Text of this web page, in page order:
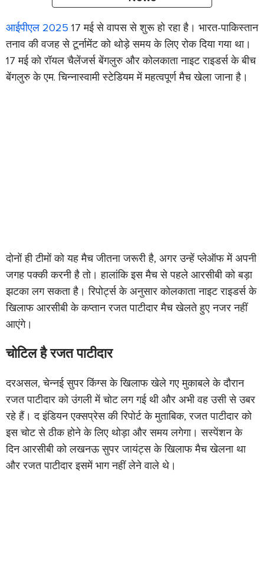
आईपीएल 2025 17 मई से वापस से शुरू हो रहा है। भारत-पाकिस्तान
तनाव की वजह से टूर्नामेंट को थोड़े समय के लिए रोक दिया गया था।
17 मई को रॉयल चैलेंजर्स बेंगलुरु और कोलकाता नाइट राइडर्स के बीच
बेंगलुरु के एम. चिन्नास्वामी स्टेडियम में महत्वपूर्ण मैच खेला जाना है। ‌
दोनों ही टीमों को यह मैच जीतना जरूरी है, अगर उन्हें प्लेऑफ में अपनी
जगह पक्की करनी है तो। हालांकि इस मैच से पहले आरसीबी को बड़ा
झटका लग सकता है। रिपोर्ट्स के अनुसार कोलकाता नाइट राइडर्स के
खिलाफ आरसीबी के कप्तान रजत पाटीदार मैच खेलते हुए नजर नहीं
आएंगे।
चोटिल है रजत पाटीदार
दरअसल, चेन्नई सुपर किंग्स के खिलाफ खेले गए मुकाबले के दौरान
रजत पाटीदार को उंगली में चोट लग गई थी और अभी वह उसी से उबर
रहे हैं। द इंडियन एक्सप्रेस की रिपोर्ट के मुताबिक, रजत पाटीदार को
इस चोट से ठीक होने के लिए थोड़ा और समय लगेगा। सस्पेंशन के
दिन आरसीबी को लखनऊ सुपर जायंट्स के खिलाफ मैच खेलना था
और रजत पाटीदार इसमें भाग नहीं लेने वाले थे।